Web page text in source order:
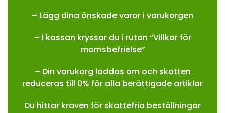
– Lägg dina önskade varor i varukorgen
– I kassan kryssar du i rutan “Villkor för
momsbefrielse”
– Din varukorg laddas om och skatten
reduceras till 0% för alla berättigade artiklar
Du hittar kraven för skattefria beställningar